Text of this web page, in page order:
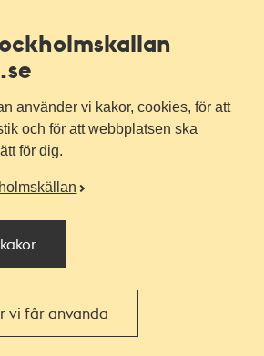
använder vi kakor, cookies, för att
och för att webbplatsen ska
för dig.
vi får använda